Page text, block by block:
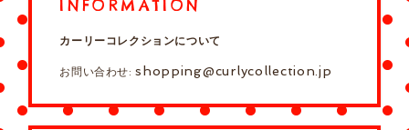
INFORMATION
カーリーコレクションについて
お問い合わせ:shopping@curlycollection.jp